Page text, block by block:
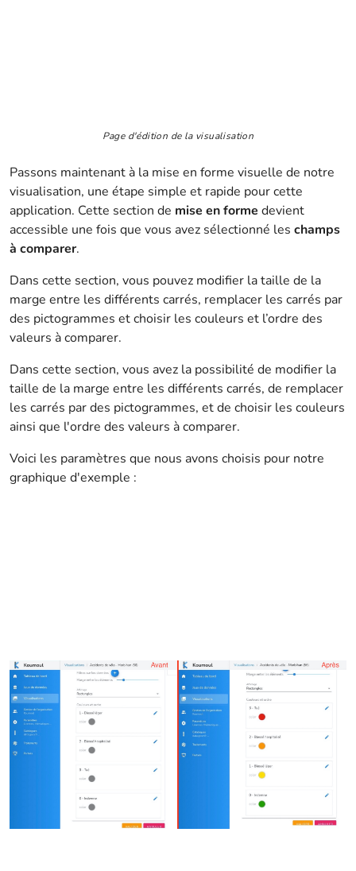
Page d'édition de la visualisation
Passons maintenant à la mise en forme visuelle de notre
visualisation, une étape simple et rapide pour cette
application. Cette section de mise en forme devient
accessible une fois que vous avez sélectionné les champs
à comparer.
Dans cette section, vous pouvez modifier la taille de la
marge entre les différents carrés, remplacer les carrés par
des pictogrammes et choisir les couleurs et l’ordre des
valeurs à comparer.
Dans cette section, vous avez la possibilité de modifier la
taille de la marge entre les différents carrés, de remplacer
les carrés par des pictogrammes, et de choisir les couleurs
ainsi que l'ordre des valeurs à comparer.
Voici les paramètres que nous avons choisis pour notre
graphique d'exemple :